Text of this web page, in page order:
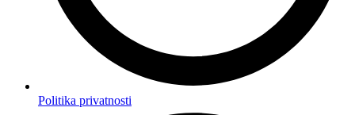
Politika privatnosti